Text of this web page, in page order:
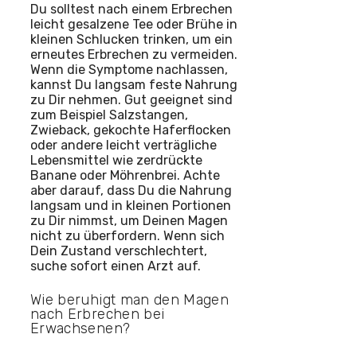
Du solltest nach einem Erbrechen
leicht gesalzene Tee oder Brühe in
kleinen Schlucken trinken, um ein
erneutes Erbrechen zu vermeiden.
Wenn die Symptome nachlassen,
kannst Du langsam feste Nahrung
zu Dir nehmen. Gut geeignet sind
zum Beispiel Salzstangen,
Zwieback, gekochte Haferflocken
oder andere leicht verträgliche
Lebensmittel wie zerdrückte
Banane oder Möhrenbrei. Achte
aber darauf, dass Du die Nahrung
langsam und in kleinen Portionen
zu Dir nimmst, um Deinen Magen
nicht zu überfordern. Wenn sich
Dein Zustand verschlechtert,
suche sofort einen Arzt auf.
Wie beruhigt man den Magen
nach Erbrechen bei
Erwachsenen?